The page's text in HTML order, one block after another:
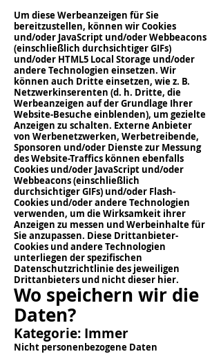
Um diese Werbeanzeigen für Sie
bereitzustellen, können wir Cookies
und/oder JavaScript und/oder Webbeacons
(einschließlich durchsichtiger GIFs)
und/oder HTML5 Local Storage und/oder
andere Technologien einsetzen. Wir
können auch Dritte einsetzen, wie z. B.
Netzwerkinserenten (d. h. Dritte, die
Werbeanzeigen auf der Grundlage Ihrer
Website-Besuche einblenden), um gezielte
Anzeigen zu schalten. Externe Anbieter
von Werbenetzwerken, Werbetreibende,
Sponsoren und/oder Dienste zur Messung
des Website-Traffics können ebenfalls
Cookies und/oder JavaScript und/oder
Webbeacons (einschließlich
durchsichtiger GIFs) und/oder Flash-
Cookies und/oder andere Technologien
verwenden, um die Wirksamkeit ihrer
Anzeigen zu messen und Werbeinhalte für
Sie anzupassen. Diese Drittanbieter-
Cookies und andere Technologien
unterliegen der spezifischen
Datenschutzrichtlinie des jeweiligen
Drittanbieters und nicht dieser hier.
Wo speichern wir die
Daten?
Kategorie: Immer
Nicht personenbezogene Daten